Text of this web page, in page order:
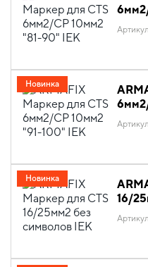
Новинка
16/
Новинка